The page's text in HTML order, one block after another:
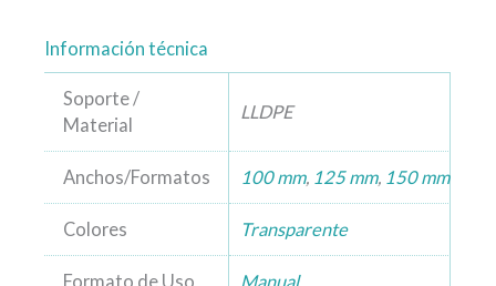
Información técnica
Soporte /
Material
LLDPE
Anchos/Formatos 100 mm, 125 mm, 150 mm
Colores Transparente
Formato de Uso Manual